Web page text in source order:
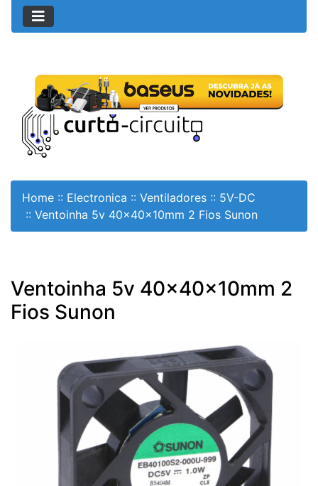
Home :: Electronica :: Ventiladores :: 5V-DC
:: Ventoinha 5v 40x40x10mm 2 Fios Sunon
Ventoinha 5v 40x40x10mm 2
Fios Sunon